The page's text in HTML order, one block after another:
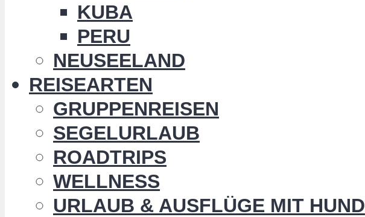
KUBA
PERU
NEUSEELAND
REISEARTEN
GRUPPENREISEN
SEGELURLAUB
ROADTRIPS
WELLNESS
URLAUB & AUSFLÜGE MIT HUND